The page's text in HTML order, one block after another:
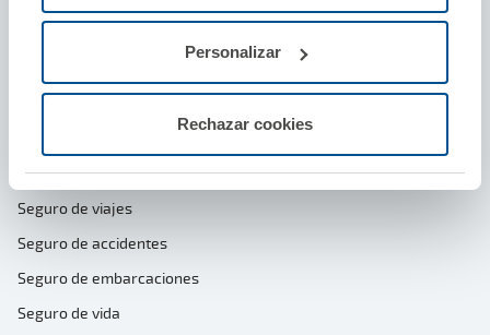
Personalizar
Rechazar cookies
Seguros particulares
Seguro de hogar
Seguro de decesos
Seguro de viajes
Seguro de accidentes
Seguro de embarcaciones
Seguro de vida